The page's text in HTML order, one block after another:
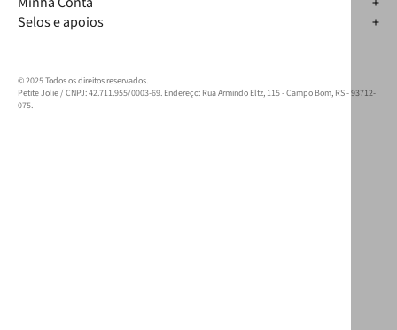
Selos e apoios
© 2025 Todos os direitos reservados.
Petite Jolie / CNPJ: 42.711.955/0003-69. Endereço: Rua Armindo Eltz, 115 - Campo Bom, RS - 93712-
075.